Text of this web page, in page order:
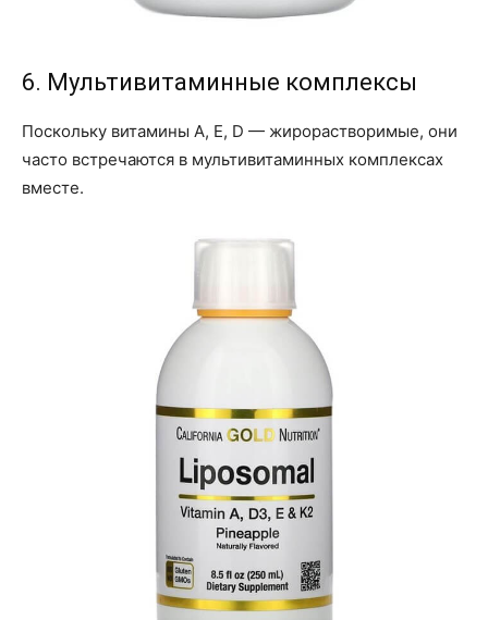
6. Мультивитаминные комплексы
Поскольку витамины A, E, D — жирорастворимые, они
часто встречаются в мультивитаминных комплексах
вместе.